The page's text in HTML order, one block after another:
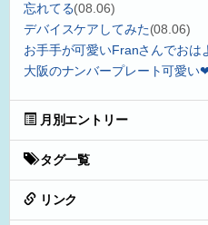
忘れてる(08.06)
デバイスケアしてみた(08.06)
お手手が可愛いFranさんでおは
大阪のナンバープレート可愛い
月別エントリー
タグ一覧
リンク